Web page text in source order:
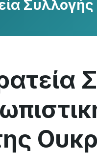
Συλλογής